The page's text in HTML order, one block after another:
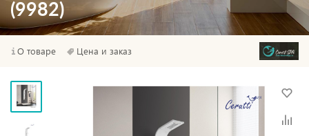
(9982)
О товаре Цена и заказ